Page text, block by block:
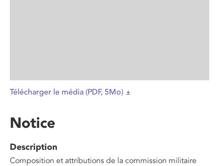
Télécharger le média (PDF, 5Mo)
Notice
Description
Composition et attributions de la commission militaire